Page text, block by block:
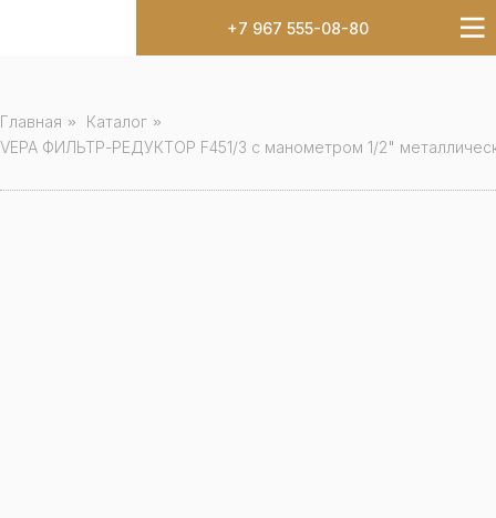
+7 967 555-08-80
Главная » Каталог »
VEPA ФИЛЬТР-РЕДУКТОР F451/3 с манометром 1/2"